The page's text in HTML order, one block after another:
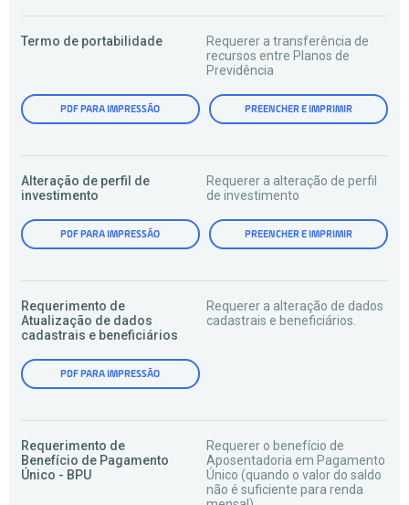
Termo de portabilidade
Requerer a transferência de
recursos entre Planos de
Previdência
PDF PARA IMPRESSÃO PREENCHER E IMPRIMIR
Alteração de perfil de
investimento
Requerer a alteração de perfil
de investimento
PDF PARA IMPRESSÃO PREENCHER E IMPRIMIR
Requerimento de
Atualização de dados
cadastrais e beneficiários
Requerer a alteração de dados
cadastrais e beneficiários.
PDF PARA IMPRESSÃO
Requerimento de
Benefício de Pagamento
Único - BPU
Requerer o benefício de
Aposentadoria em Pagamento
Único (quando o valor do saldo
não é suficiente para renda